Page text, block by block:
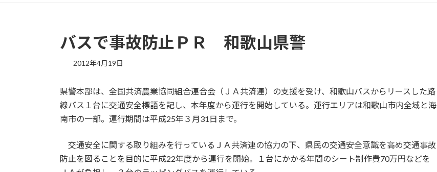
バスで事故防止ＰＲ 和歌山県警
2012年4月19日
県警本部は、全国共済農業協同組合連合会（ＪＡ共済連）の支援を受け、和歌山バスからリースした路
線バス１台に交通安全標語を記し、本年度から運行を開始している。運行エリアは和歌山市内全域と海
南市の一部。運行期間は平成25年３月31日まで。
交通安全に関する取り組みを行っているＪＡ共済連の協力の下、県民の交通安全意識を高め交通事故
防止を図ることを目的に平成22年度から運行を開始。１台にかかる年間のシート制作費70万円などを